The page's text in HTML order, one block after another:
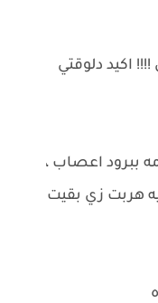
اكيد دلوقتي
ببرود اعصاب ،
هربت زي بقيت